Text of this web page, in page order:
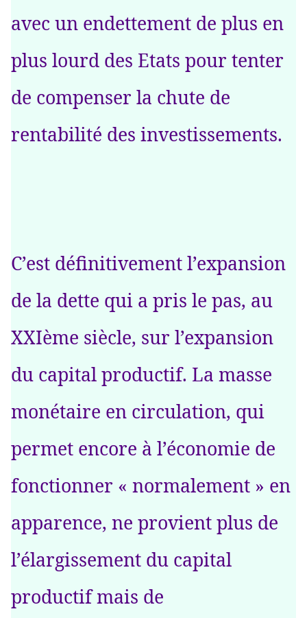
avec un endettement de plus en
plus lourd des Etats pour tenter
de compenser la chute de
rentabilité des investissements.
C’est définitivement l’expansion
de la dette qui a pris le pas, au
XXIème siècle, sur l’expansion
du capital productif. La masse
monétaire en circulation, qui
permet encore à l’économie de
fonctionner « normalement » en
apparence, ne provient plus de
l’élargissement du capital
productif mais de